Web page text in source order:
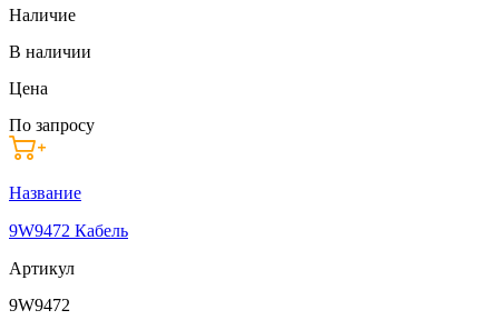
Наличие
В наличии
Цена
По запросу
Название
9W9472 Кабель
Артикул
9W9472